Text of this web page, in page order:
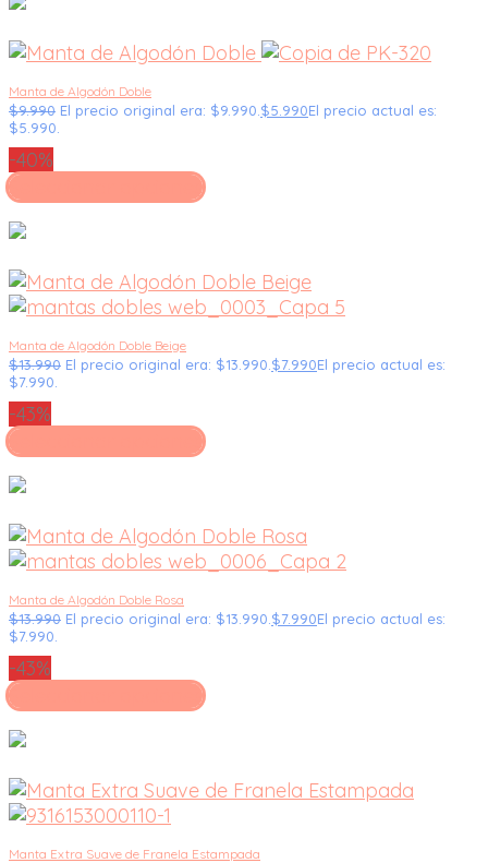
Manta de Algodón Doble
$9.990 El precio original era: $9.990. $5.990El precio actual es:
$5.990.
-40%
Seleccionar opciones
Manta de Algodón Doble Beige
$13.990 El precio original era: $13.990. $7.990El precio actual es:
$7.990.
-43%
Seleccionar opciones
Manta de Algodón Doble Rosa
$13.990 El precio original era: $13.990. $7.990El precio actual es:
$7.990.
-43%
Seleccionar opciones
Manta Extra Suave de Franela Estampada